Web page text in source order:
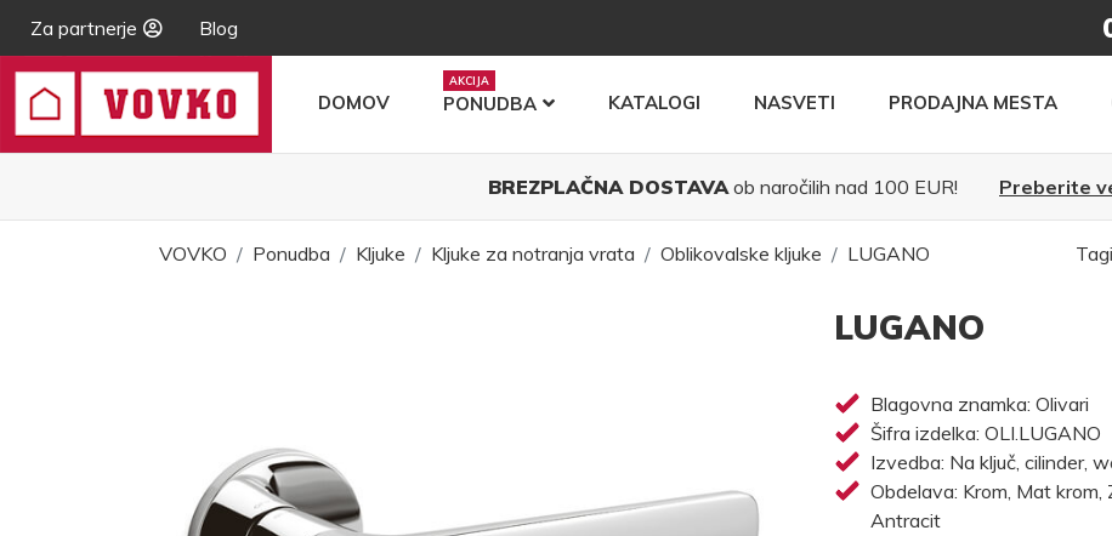
Za partnerje Blog
DOMOV PONUDBA KATALOGI NASVETI PRODAJNA MESTA
BREZPLAČNA DOSTAVAob naročilih nad 100 EUR! Preberite
VOVKO Ponudba Kljuke Kljuke za notranja vrata Oblikovalske kljuke LUGANO
LUGANO
Blagovna znamka: Olivari
Šifra izdelka: OLI.LUGANO
Izvedba: Na ključ, cilinder,
Obdelava: Krom, Mat krom,
Antracit